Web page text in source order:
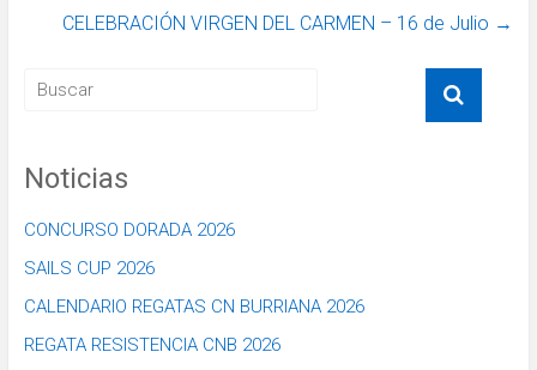
CELEBRACIÓN VIRGEN DEL CARMEN – 16 de Julio →
Noticias
CONCURSO DORADA 2026
SAILS CUP 2026
CALENDARIO REGATAS CN BURRIANA 2026
REGATA RESISTENCIA CNB 2026